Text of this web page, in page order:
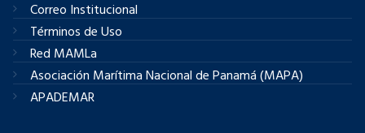
Correo Institucional
Términos de Uso
Red MAMLa
Asociación Marítima Nacional de Panamá (MAPA)
APADEMAR